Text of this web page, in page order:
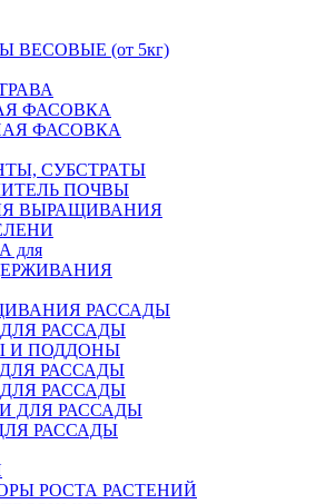
ВЕСОВЫЕ (от 5кг)
ФАСОВКА
ФАСОВКА
СУБСТРАТЫ
ПОЧВЫ
ВЫРАЩИВАНИЯ
для
РАССАДЫ
РАССАДЫ
И ПОДДОНЫ
РАССАДЫ
РАССАДЫ
ДЛЯ РАССАДЫ
РАССАДЫ
РОСТА РАСТЕНИЙ